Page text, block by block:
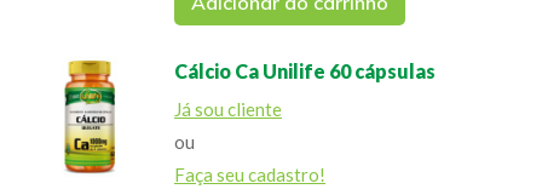
Cálcio Ca Unilife 60 cápsulas
Já sou cliente
ou
Faça seu cadastro!